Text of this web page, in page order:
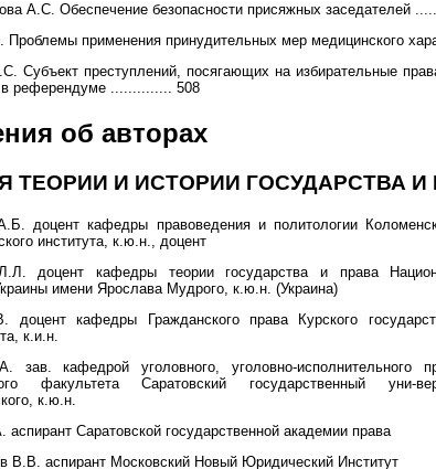
А.С. Обеспечение безопасности присяжных заседателей
применения принудительных мер медицинского
Субъект преступлений, посягающих на избирательные
в референдуме .............. 508
об авторах
ТЕОРИИ И ИСТОРИИ ГОСУДАРСТВА И
доцент кафедры правоведения и политологии
института, к.ю.н., доцент
доцент кафедры теории государства и права
имени Ярослава Мудрого, к.ю.н. (Украина)
доцент кафедры Гражданского права Курского
к.и.н.
зав. кафедрой уголовного, уголовно-исполнительного
факультета Саратовский государственный уни-
к.ю.н.
аспирант Саратовской государственной академии права
В.В. аспирант Московский Новый Юридический Институт